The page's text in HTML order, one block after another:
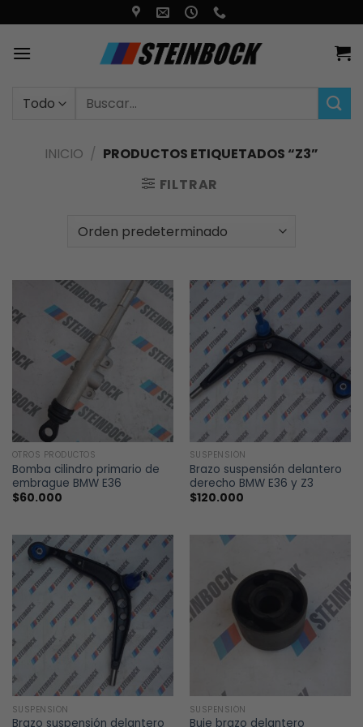
al
contenido
Buscar
INICIO / PRODUCTOS ETIQUETADOS “Z3”
FILTRAR
OTROS PRODUCTOS
Bomba cilindro primario de
embrague BMW E36
$60.000
SUSPENSIÓN
Brazo suspensión delantero
derecho BMW E36 y Z3
$120.000
SUSPENSIÓN
Brazo suspensión delantero
SUSPENSIÓN
Buje brazo delantero